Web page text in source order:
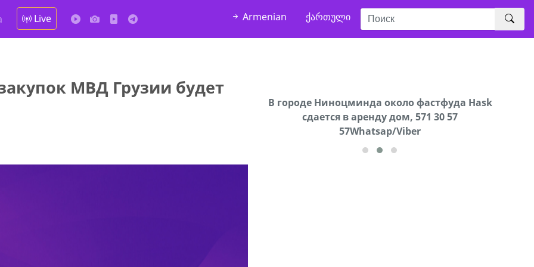
Live Armenian ქართული
МВД Грузии будет
В городе Ниноцминда около фастфуда Hask
cдается в аренду дом, 571 30 57
57Whatsap/Viber
Продается машина марки Prado,571 30 57
57Whatsap/Viber